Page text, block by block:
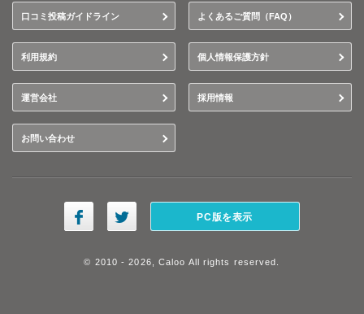
口コミ投稿ガイドライン よくあるご質問（FAQ）
利用規約 個人情報保護方針
運営会社 採用情報
お問い合わせ
PC版を表示
© 2010 - 2026, Caloo All rights reserved.